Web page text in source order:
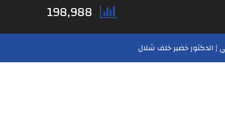
198,988
| الدكتور خضير خلف شلال